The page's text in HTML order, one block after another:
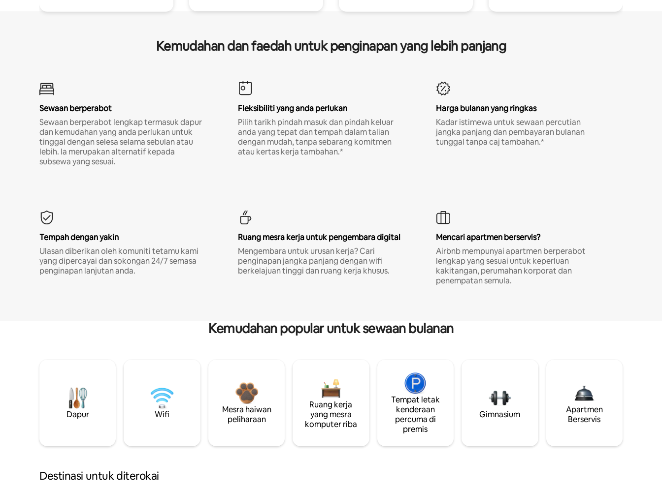
Kemudahan dan faedah untuk penginapan yang lebih panjang
Sewaan berperabot
Sewaan berperabot lengkap termasuk dapur
dan kemudahan yang anda perlukan untuk
tinggal dengan selesa selama sebulan atau
lebih. Ia merupakan alternatif kepada
subsewa yang sesuai.
Fleksibiliti yang anda perlukan
Pilih tarikh pindah masuk dan pindah keluar
anda yang tepat dan tempah dalam talian
dengan mudah, tanpa sebarang komitmen
atau kertas kerja tambahan.*
Harga bulanan yang ringkas
Kadar istimewa untuk sewaan percutian
jangka panjang dan pembayaran bulanan
tunggal tanpa caj tambahan.*
Tempah dengan yakin
Ulasan diberikan oleh komuniti tetamu kami
yang dipercayai dan sokongan 24/7 semasa
penginapan lanjutan anda.
Ruang mesra kerja untuk pengembara digital
Mengembara untuk urusan kerja? Cari
penginapan jangka panjang dengan wifi
berkelajuan tinggi dan ruang kerja khusus.
Mencari apartmen berservis?
Airbnb mempunyai apartmen berperabot
lengkap yang sesuai untuk keperluan
kakitangan, perumahan korporat dan
penempatan semula.
Kemudahan popular untuk sewaan bulanan
Dapur Wifi
Mesra haiwan
peliharaan
Ruang kerja
yang mesra
komputer riba
Tempat letak
kenderaan
percuma di
premis
Gimnasium
Apartmen
Berservis
Destinasi untuk diterokai